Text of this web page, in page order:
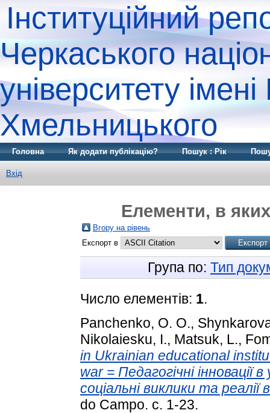
Інституційний
Черкаського
університету
Хмельницького
Головна Як додати публікацію? Пошук : Рік
Вхід
Елементи, в
Вгору на рівень
Експорт в
Група по: Тип
Число елементів: 1.
Panchenko, O. O.,
Nikolaiesku, I., Matsuk, L.,
in Ukrainian educational
war = Педагогічні інновації
соціальні виклики та реалії
do Campo. с. 1-23.